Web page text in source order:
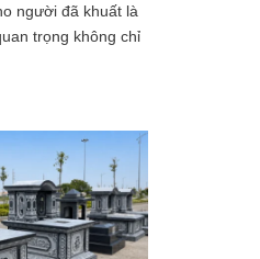
người đã khuất là
trọng không chỉ